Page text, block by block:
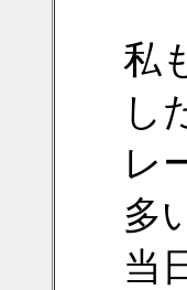
私
し
レ
多
当